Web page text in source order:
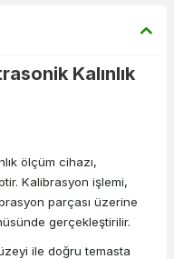
Kalınlık
ölçüm cihazı,
Kalibrasyon işlemi,
parçası üzerine
gerçekleştirilir.
ile doğru temasta